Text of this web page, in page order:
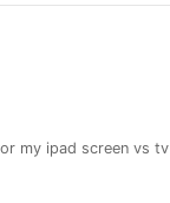
my ipad screen vs tv